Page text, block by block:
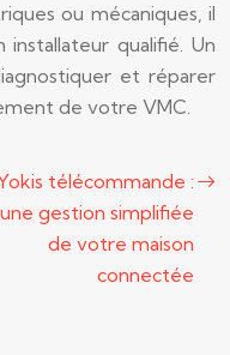
ou mécaniques, il
qualifié. Un
et réparer
de votre VMC.
télécommande :
une gestion simplifiée
de votre maison
connectée